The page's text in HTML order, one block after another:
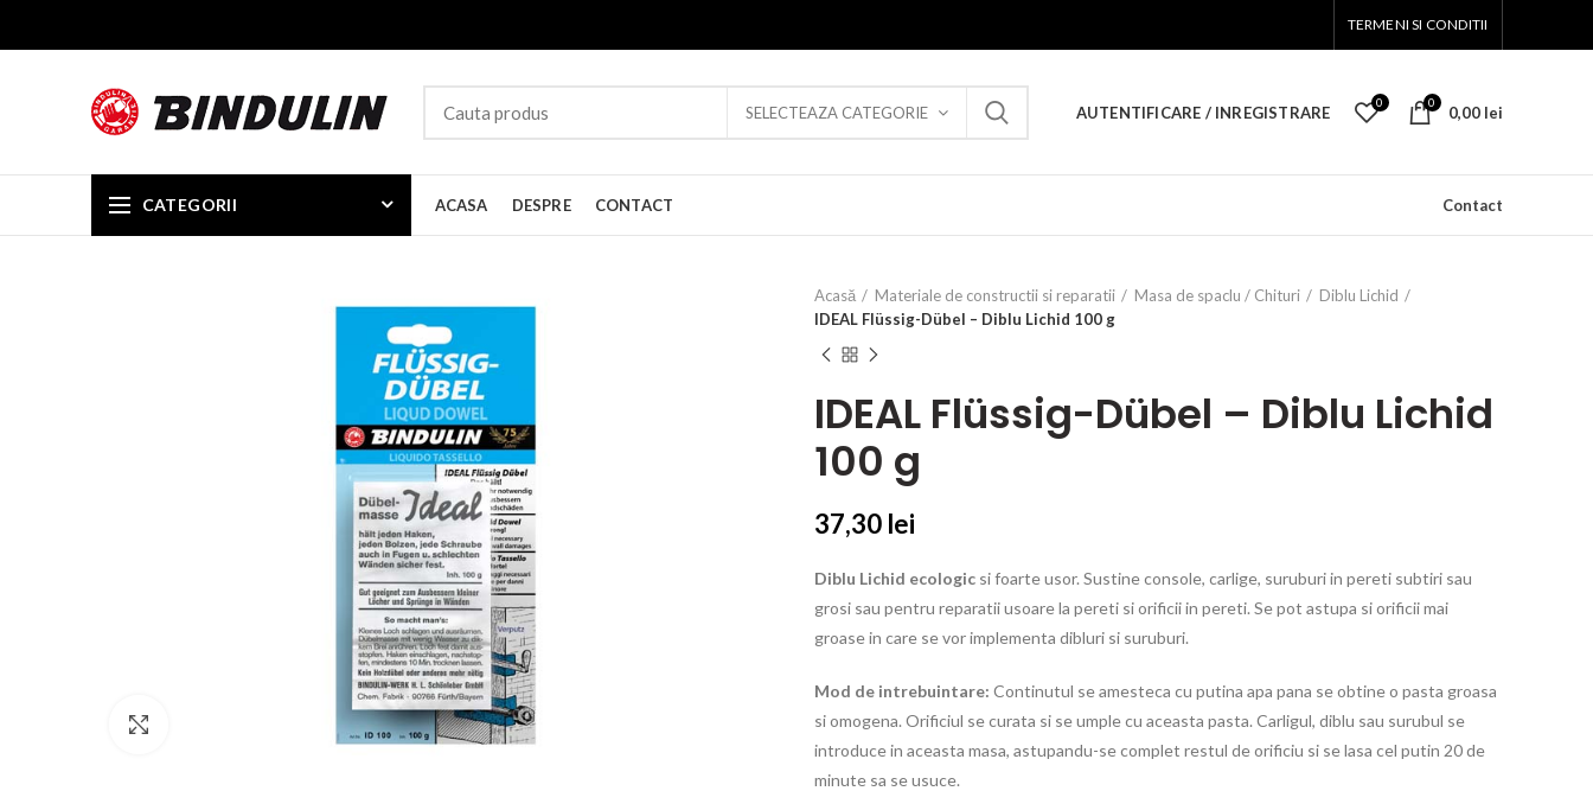
TERMENI SI CONDITII
SELECTEAZA CATEGORIE AUTENTIFICARE / INREGISTRARE
0 0
0,00 lei
CATEGORII ACASA DESPRE CONTACT Contact
Acasă Materiale de constructii si reparatii Masa de spaclu / Chituri
Diblu Lichid
IDEAL Flüssig-Dübel – Diblu Lichid 100 g
IDEAL Flüssig-Dübel – Diblu Lichid
100 g
37,30 lei
Diblu Lichid ecologic si foarte usor. Sustine console, carlige, suruburi in pereti subtiri sau
grosi sau pentru reparatii usoare la pereti si orificii in pereti. Se pot astupa si orificii mai
groase in care se vor implementa dibluri si suruburi.
Mod de intrebuintare: Continutul se amesteca cu putina apa pana se obtine o pasta groasa
si omogena. Orificiul se curata si se umple cu aceasta pasta. Carligul, diblu sau surubul se
introduce in aceasta masa, astupandu-se complet restul de orificiu si se lasa cel putin 20 de
minute sa se usuce.